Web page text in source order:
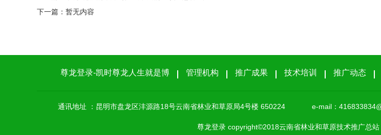
下一篇： 暂无内容
尊龙登录-凯时尊龙人生就是博 管理机构 推广成果 技术培训 推广动态
通讯地址 ：昆明市盘龙区沣源路18号云南省林业和草原局4号楼 650224 e-mail：
尊龙登录 copyright©2018云南省林业和草原技术推广